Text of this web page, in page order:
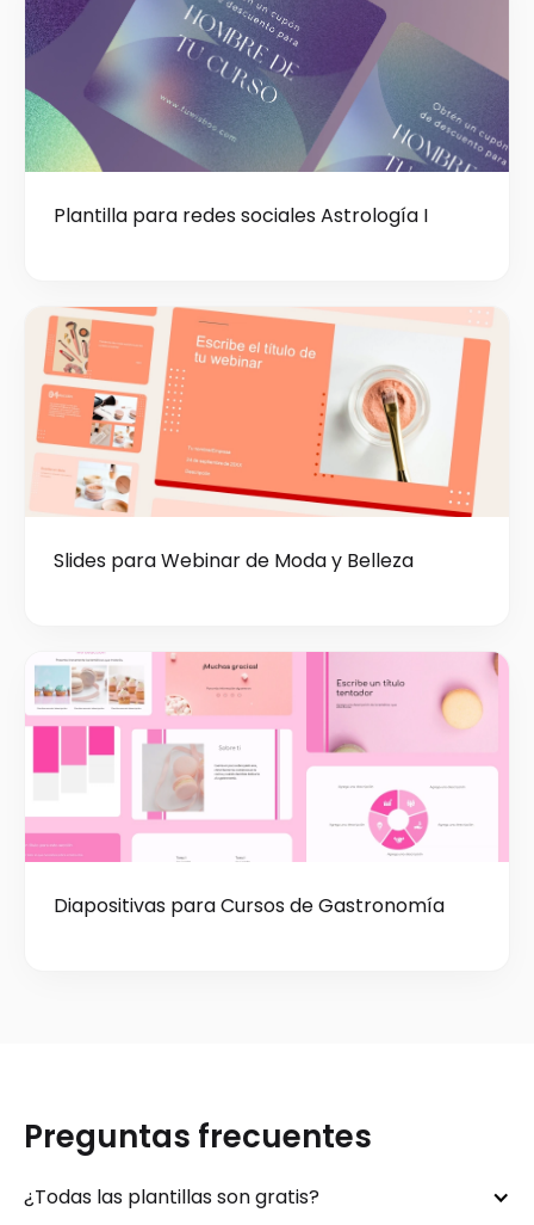
Plantilla para redes sociales Astrología I
Slides para Webinar de Moda y Belleza
Diapositivas para Cursos de Gastronomía
Preguntas frecuentes
¿Todas las plantillas son gratis?